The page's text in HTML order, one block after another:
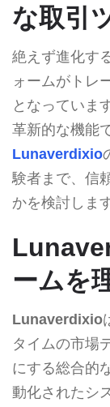
な取引
絶えず進化す
ォームがトレ
となっていま
革新的な機能
Lunaverdixio
験者まで、信
かを検討します
ームを
Lunaverdixio
タイムの市場
にする総合的
動化されたシ